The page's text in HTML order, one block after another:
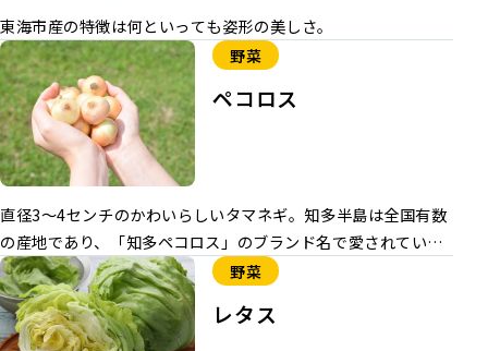
東海市産の特徴は何といっても姿形の美しさ。
野菜
ペコロス
直径3～4センチのかわいらしいタマネギ。知多半島は全国有数
の産地であり、「知多ペコロス」のブランド名で愛されていま
す。
野菜
レタス